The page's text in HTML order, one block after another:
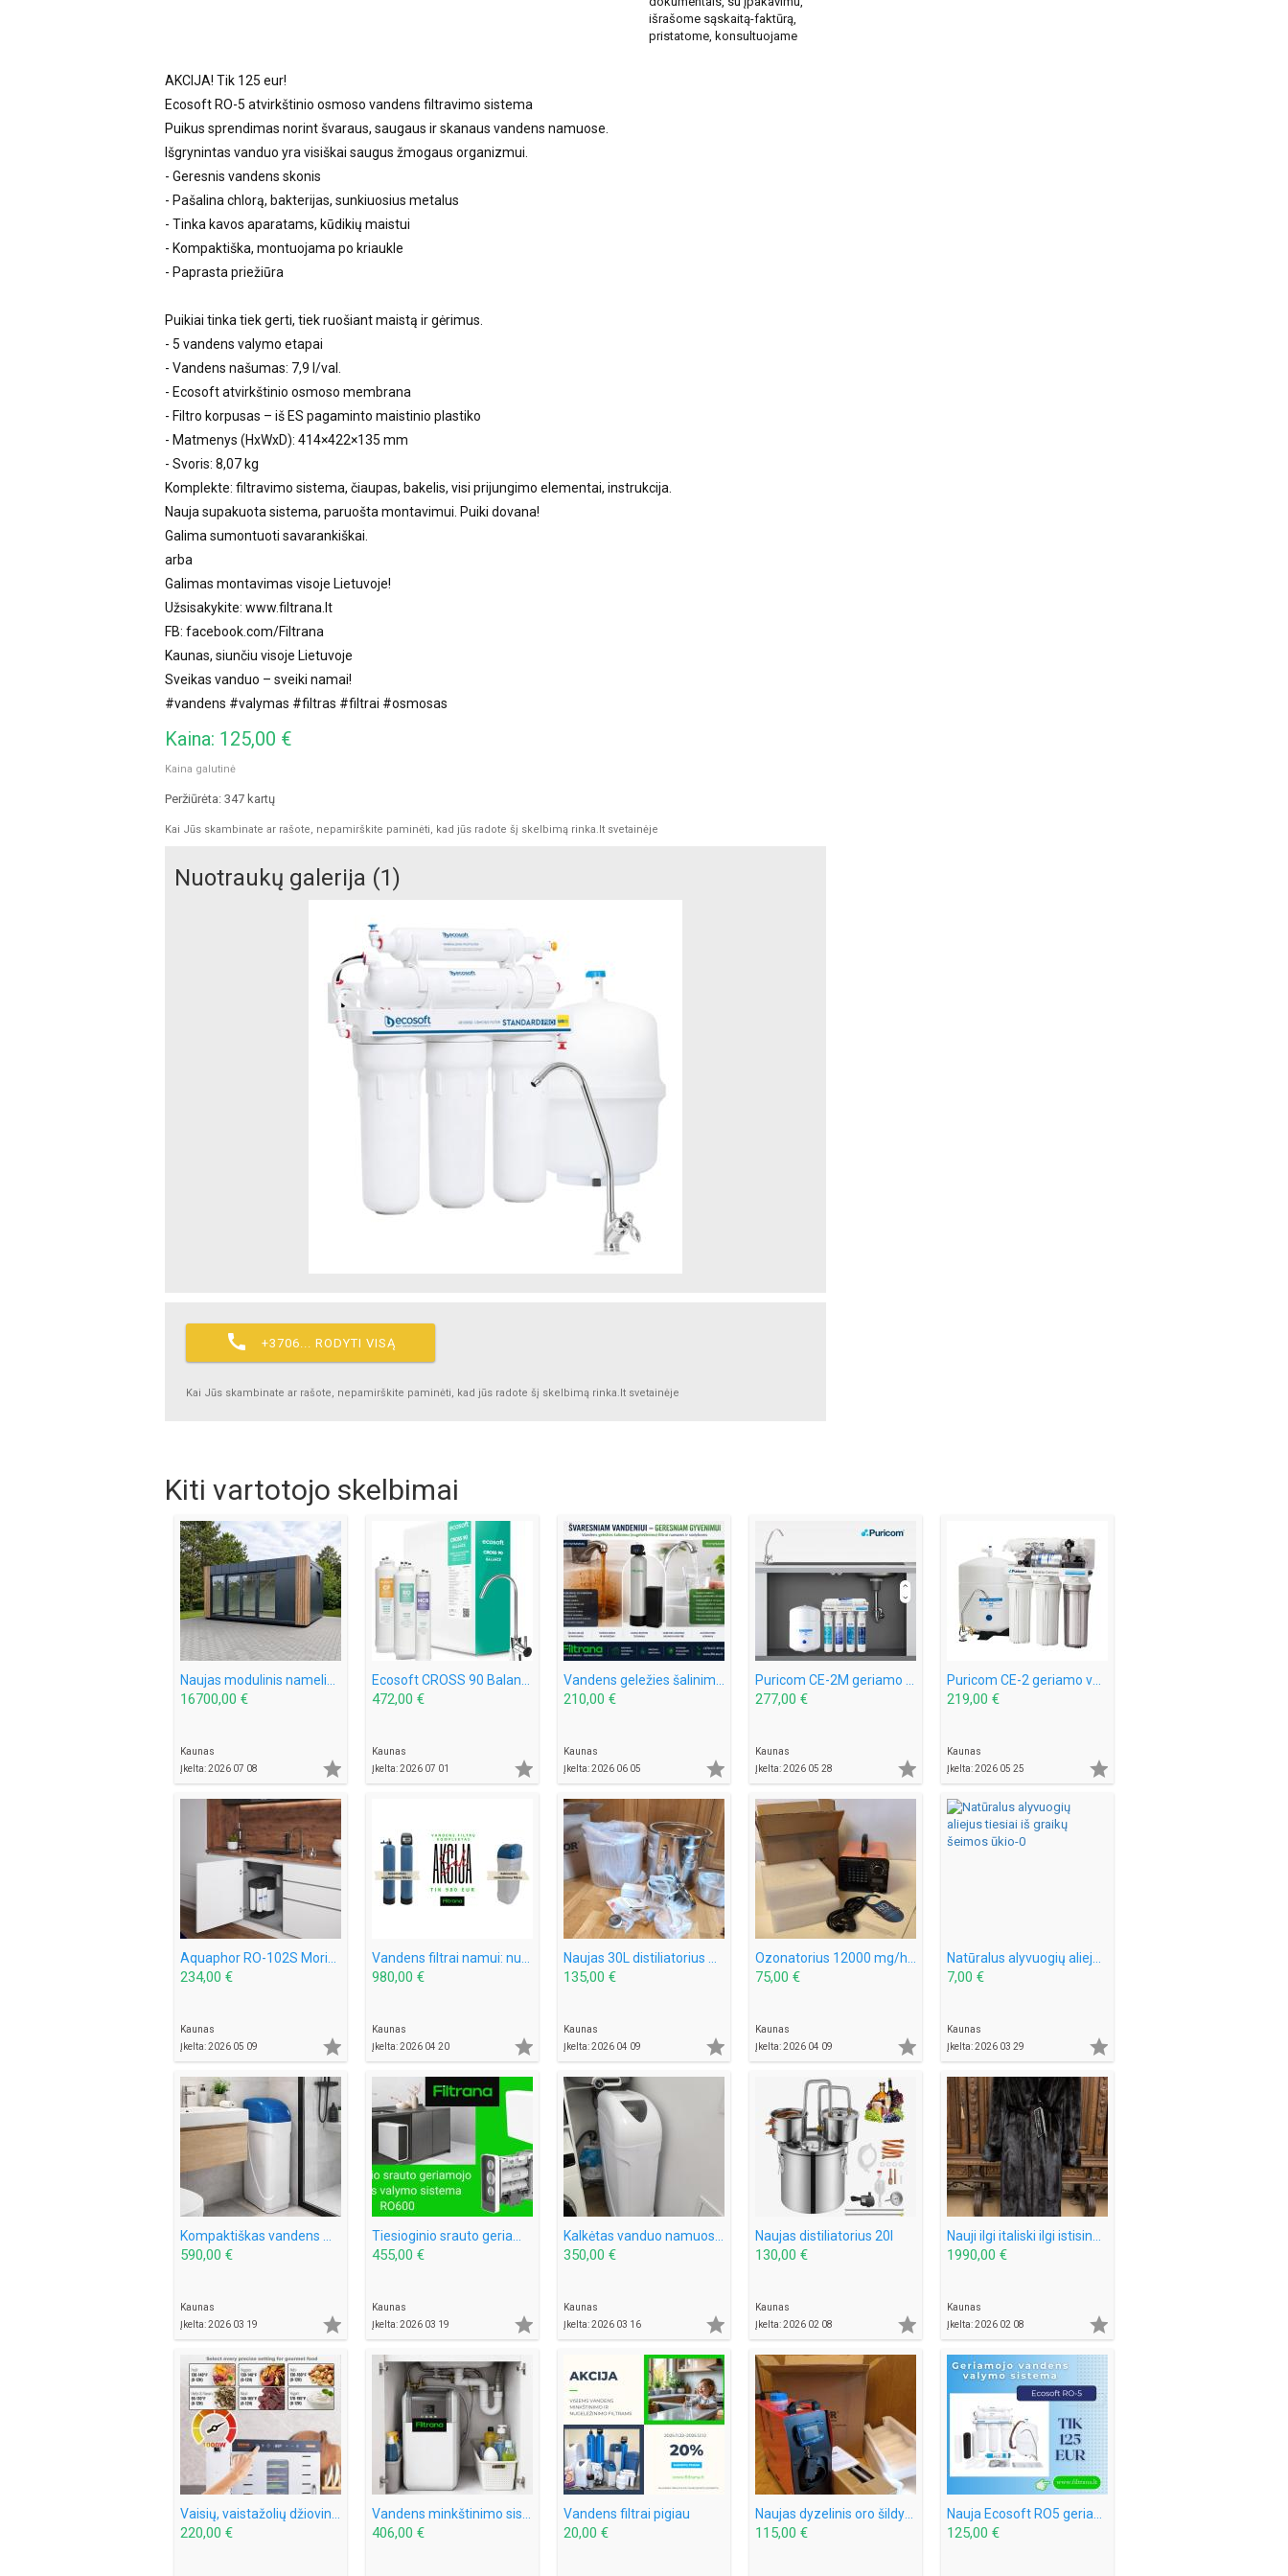
išrašome sąskaitą-faktūrą,
pristatome, konsultuojame
AKCIJA! Tik 125 eur!
Ecosoft RO-5 atvirkštinio osmoso vandens filtravimo sistema
Puikus sprendimas norint švaraus, saugaus ir skanaus vandens namuose.
Išgrynintas vanduo yra visiškai saugus žmogaus organizmui.
- Geresnis vandens skonis
- Pašalina chlorą, bakterijas, sunkiuosius metalus
- Tinka kavos aparatams, kūdikių maistui
- Kompaktiška, montuojama po kriaukle
- Paprasta priežiūra
Puikiai tinka tiek gerti, tiek ruošiant maistą ir gėrimus.
- 5 vandens valymo etapai
- Vandens našumas: 7,9 l/val.
- Ecosoft atvirkštinio osmoso membrana
- Filtro korpusas – iš ES pagaminto maistinio plastiko
- Matmenys (HxWxD): 414×422×135 mm
- Svoris: 8,07 kg
Komplekte: filtravimo sistema, čiaupas, bakelis, visi prijungimo elementai, instrukcija.
Nauja supakuota sistema, paruošta montavimui. Puiki dovana!
Galima sumontuoti savarankiškai.
arba
Galimas montavimas visoje Lietuvoje!
Užsisakykite: www.filtrana.lt
FB: facebook.com/Filtrana
Kaunas, siunčiu visoje Lietuvoje
Sveikas vanduo – sveiki namai!
#vandens #valymas #filtras #filtrai #osmosas
Kaina: 125,00 €
Kaina galutinė
Peržiūrėta: 347 kartų
Kai Jūs skambinate ar rašote, nepamirškite paminėti, kad jūs radote šį skelbimą rinka.lt svetainėje
Nuotraukų galerija (1)
 +3706... RODYTI VISĄ
Kai Jūs skambinate ar rašote, nepamirškite paminėti, kad jūs radote šį skelbimą rinka.lt svetainėje
Kiti vartotojo skelbimai
16700,00 €
Kaunas
Įkelta: 2026 07 08

472,00 €
Kaunas
Įkelta: 2026 07 01

210,00 €
Kaunas
Įkelta: 2026 06 05

277,00 €
Kaunas
Įkelta: 2026 05 28

219,00 €
Kaunas
Įkelta: 2026 05 25

234,00 €
Kaunas
Įkelta: 2026 05 09

980,00 €
Kaunas
Įkelta: 2026 04 20

135,00 €
Kaunas
Įkelta: 2026 04 09

75,00 €
Kaunas
Įkelta: 2026 04 09

7,00 €
Kaunas
Įkelta: 2026 03 29

590,00 €
Kaunas
Įkelta: 2026 03 19

455,00 €
Kaunas
Įkelta: 2026 03 19

350,00 €
Kaunas
Įkelta: 2026 03 16

Naujas distiliatorius 20l
130,00 €
Kaunas
Įkelta: 2026 02 08

1990,00 €
Kaunas
Įkelta: 2026 02 08

220,00 € 406,00 €
Vandens filtrai pigiau
20,00 € 115,00 € 125,00 €